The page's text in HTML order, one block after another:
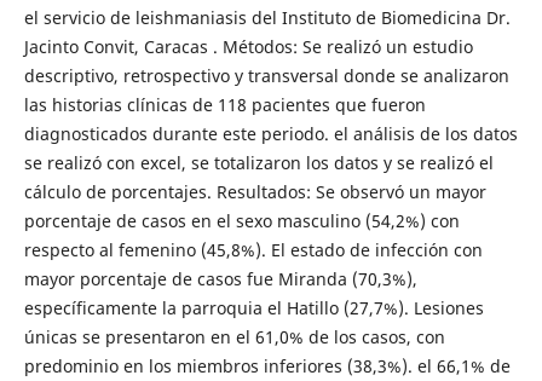
el servicio de leishmaniasis del Instituto de Biomedicina Dr.
Jacinto Convit, Caracas . Métodos: Se realizó un estudio
descriptivo, retrospectivo y transversal donde se analizaron
las historias clínicas de 118 pacientes que fueron
diagnosticados durante este periodo. el análisis de los datos
se realizó con excel, se totalizaron los datos y se realizó el
cálculo de porcentajes. Resultados: Se observó un mayor
porcentaje de casos en el sexo masculino (54,2%) con
respecto al femenino (45,8%). El estado de infección con
mayor porcentaje de casos fue Miranda (70,3%),
específicamente la parroquia el Hatillo (27,7%). Lesiones
únicas se presentaron en el 61,0% de los casos, con
predominio en los miembros inferiores (38,3%). el 66,1% de